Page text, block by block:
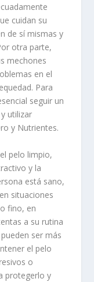
cuidan su
de sí mismas y
otra parte,
mechones
en el
Para
seguir un
utilizar
y Nutrientes.
pelo limpio,
y la
está sano,
situaciones
fino, en
a su rutina
ser más
el pelo
o
protegerlo y